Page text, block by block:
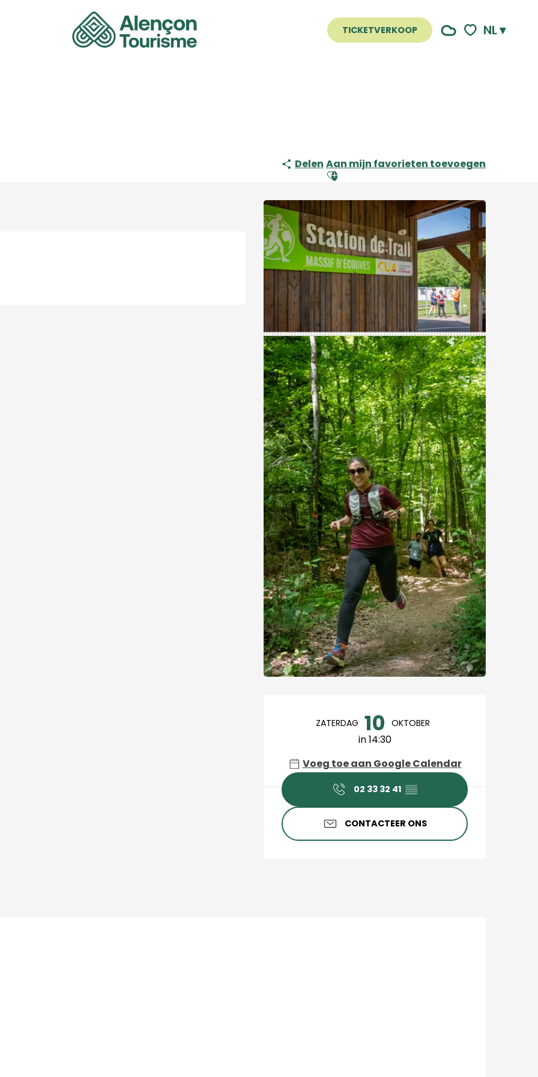
TICKETVERKOOP NL
Delen Ajouter aux favoris
Aan mijn favorieten toevoegen
Openingstijden en
ZATERDAG 10 OKTOBER
in 14:30
Voeg toe aan Google Calendar
02 33 32 41 ▒▒
CONTACTEER ONS